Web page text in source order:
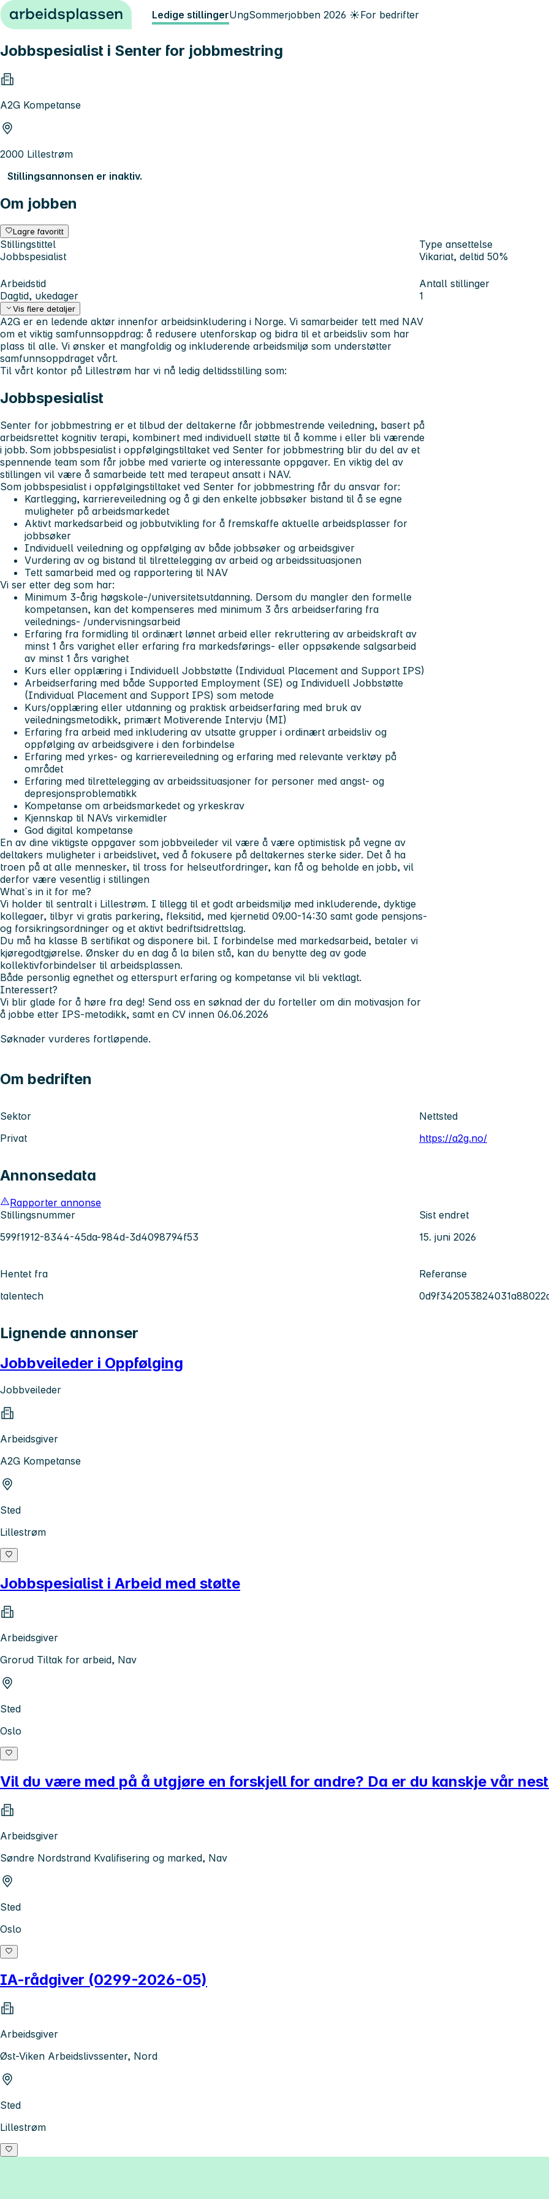
Hopp til innhold Ledige stillingerUngSommerjobben 2026 ☀️For bedrifter
Jobbspesialist i Senter for jobbmestring
A2G Kompetanse
2000 Lillestrøm
Stillingsannonsen er inaktiv.
Om jobben
Lagre favoritt
Stillingstittel
Jobbspesialist
Type ansettelse
Vikariat, deltid 50%
Arbeidstid
Dagtid, ukedager
Antall stillinger
1
Vis flere detaljer
A2G er en ledende aktør innenfor arbeidsinkludering i Norge. Vi samarbeider tett med NAV
om et viktig samfunnsoppdrag: å redusere utenforskap og bidra til et arbeidsliv som har
plass til alle. Vi ønsker et mangfoldig og inkluderende arbeidsmiljø som understøtter
samfunnsoppdraget vårt.
Til vårt kontor på Lillestrøm har vi nå ledig deltidsstilling som:
Jobbspesialist
Senter for jobbmestring er et tilbud der deltakerne får jobbmestrende veiledning, basert på
arbeidsrettet kognitiv terapi, kombinert med individuell støtte til å komme i eller bli værende
i jobb. Som jobbspesialist i oppfølgingstiltaket ved Senter for jobbmestring blir du del av et
spennende team som får jobbe med varierte og interessante oppgaver. En viktig del av
stillingen vil være å samarbeide tett med terapeut ansatt i NAV.
Som jobbspesialist i oppfølgingstiltaket ved Senter for jobbmestring får du ansvar for:
Kartlegging, karriereveiledning og å gi den enkelte jobbsøker bistand til å se egne
muligheter på arbeidsmarkedet
Aktivt markedsarbeid og jobbutvikling for å fremskaffe aktuelle arbeidsplasser for
jobbsøker
Individuell veiledning og oppfølging av både jobbsøker og arbeidsgiver
Vurdering av og bistand til tilrettelegging av arbeid og arbeidssituasjonen
Tett samarbeid med og rapportering til NAV
Vi ser etter deg som har:
Minimum 3-årig høgskole-/universitetsutdanning. Dersom du mangler den formelle
kompetansen, kan det kompenseres med minimum 3 års arbeidserfaring fra
veilednings- /undervisningsarbeid
Erfaring fra formidling til ordinært lønnet arbeid eller rekruttering av arbeidskraft av
minst 1 års varighet eller erfaring fra markedsførings- eller oppsøkende salgsarbeid
av minst 1 års varighet
Kurs eller opplæring i Individuell Jobbstøtte (Individual Placement and Support IPS)
Arbeidserfaring med både Supported Employment (SE) og Individuell Jobbstøtte
(Individual Placement and Support IPS) som metode
Kurs/opplæring eller utdanning og praktisk arbeidserfaring med bruk av
veiledningsmetodikk, primært Motiverende Intervju (MI)
Erfaring fra arbeid med inkludering av utsatte grupper i ordinært arbeidsliv og
oppfølging av arbeidsgivere i den forbindelse
Erfaring med yrkes- og karriereveiledning og erfaring med relevante verktøy på
området
Erfaring med tilrettelegging av arbeidssituasjoner for personer med angst- og
depresjonsproblematikk
Kompetanse om arbeidsmarkedet og yrkeskrav
Kjennskap til NAVs virkemidler
God digital kompetanse
En av dine viktigste oppgaver som jobbveileder vil være å være optimistisk på vegne av
deltakers muligheter i arbeidslivet, ved å fokusere på deltakernes sterke sider. Det å ha
troen på at alle mennesker, til tross for helseutfordringer, kan få og beholde en jobb, vil
derfor være vesentlig i stillingen
What`s in it for me?
Vi holder til sentralt i Lillestrøm. I tillegg til et godt arbeidsmiljø med inkluderende, dyktige
kollegaer, tilbyr vi gratis parkering, fleksitid, med kjernetid 09.00-14:30 samt gode pensjons-
og forsikringsordninger og et aktivt bedriftsidrettslag.
Du må ha klasse B sertifikat og disponere bil. I forbindelse med markedsarbeid, betaler vi
kjøregodtgjørelse. Ønsker du en dag å la bilen stå, kan du benytte deg av gode
kollektivforbindelser til arbeidsplassen.
Både personlig egnethet og etterspurt erfaring og kompetanse vil bli vektlagt.
Interessert?
Vi blir glade for å høre fra deg! Send oss en søknad der du forteller om din motivasjon for
å jobbe etter IPS-metodikk, samt en CV innen 06.06.2026
Søknader vurderes fortløpende.
Om bedriften
Sektor
Privat
Nettsted
https://a2g.no/
Annonsedata
Rapporter annonse
Stillingsnummer
599f1912-8344-45da-984d-3d4098794f53
Sist endret
15. juni 2026
Hentet fra
talentech
Referanse
Lignende annonser
Jobbveileder i Oppfølging
Jobbveileder
Arbeidsgiver
A2G Kompetanse
Sted
Lillestrøm
Jobbspesialist i Arbeid med støtte
Arbeidsgiver
Grorud Tiltak for arbeid, Nav
Sted
Oslo
Vil du være med på å utgjøre en forskjell for andre? Da er du kanskje vår
Arbeidsgiver
Søndre Nordstrand Kvalifisering og marked, Nav
Sted
Oslo
IA-rådgiver (0299-2026-05)
Arbeidsgiver
Øst-Viken Arbeidslivssenter, Nord
Sted
Lillestrøm